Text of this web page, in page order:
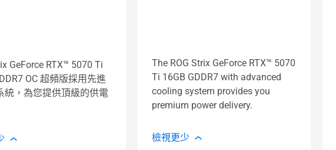
GeForce RTX™ 5070 Ti
OC 超頻版採用先進
統，為您提供頂級的供電
The ROG Strix GeForce RTX™ 5070
Ti 16GB GDDR7 with advanced
cooling system provides you
premium power delivery.
檢視更少